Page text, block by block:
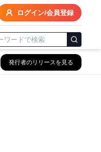
ログイン/会員登録
発行者のリリースを見る